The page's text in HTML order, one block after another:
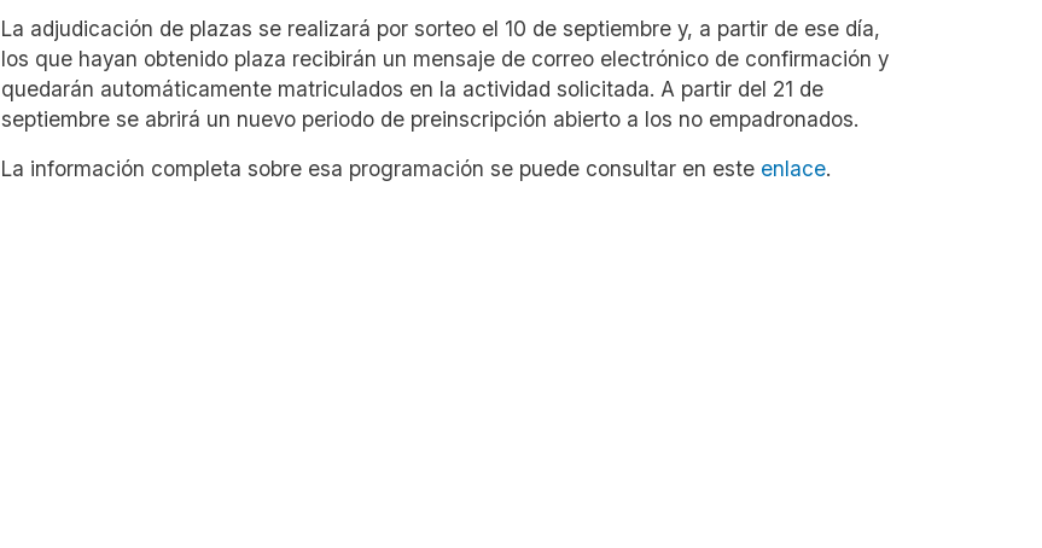
La adjudicación de plazas se realizará por sorteo el 10 de septiembre y, a partir de ese día,
los que hayan obtenido plaza recibirán un mensaje de correo electrónico de confirmación y
quedarán automáticamente matriculados en la actividad solicitada. A partir del 21 de
septiembre se abrirá un nuevo periodo de preinscripción abierto a los no empadronados.
La información completa sobre esa programación se puede consultar en este enlace.